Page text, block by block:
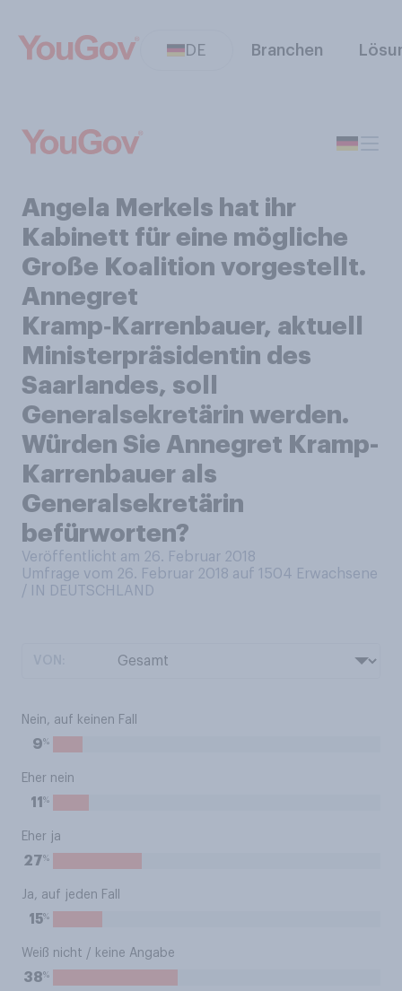
DE Branchen
Angela Merkels hat ihr
Kabinett für eine mögliche
Große Koalition vorgestellt.
Annegret
Kramp‑Karrenbauer, aktuell
Ministerpräsidentin des
Saarlandes, soll
Generalsekretärin werden.
Würden Sie Annegret Kramp-
Karrenbauer als
Generalsekretärin
befürworten?
Veröffentlicht am 26. Februar 2018
Umfrage vom 26. Februar 2018 auf 1504 Erwachsene
/ IN DEUTSCHLAND
Nein, auf keinen Fall
9%
Eher nein
11 %
Eher ja
27%
Ja, auf jeden Fall
15%
Weiß nicht / keine Angabe
38%